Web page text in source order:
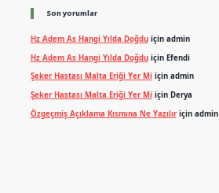
Son yorumlar
Hz Adem As Hangi Yılda Doğduiçin admin
Hz Adem As Hangi Yılda Doğduiçin Efendi
Şeker Hastası Malta Eriği Yer Miiçin admin
Şeker Hastası Malta Eriği Yer Miiçin Derya
Özgeçmiş Açıklama Kısmına Ne Yazılıriçin admin